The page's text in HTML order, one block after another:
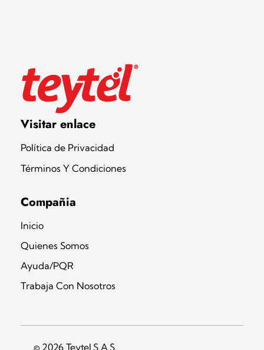
Teytel S.A.S
Teytel - Distribuidor autorizado de claro
Visitar enlace
Política de Privacidad
Términos Y Condiciones
Compañia
Inicio
Quienes Somos
Ayuda/PQR
Trabaja Con Nosotros
© 2026 Teytel S.A.S.